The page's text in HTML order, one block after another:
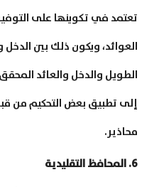
تعتمد في تكوينها على
العوائد، ويكون ذلك بين
الطويل والدخل والعائد
إلى تطبيق بعض التحكيم من
محاذير.
6. المحافظ التقليدية